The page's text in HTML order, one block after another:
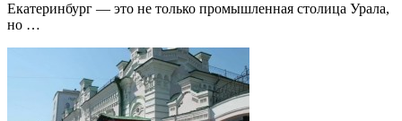
Екатеринбург — это не только промышленная столица Урала,
но …